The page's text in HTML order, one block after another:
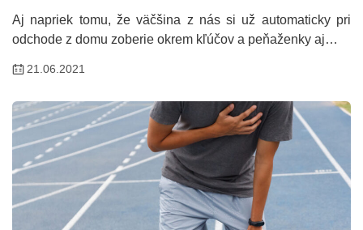
Aj napriek tomu, že väčšina z nás si už automaticky pri
odchode z domu zoberie okrem kľúčov a peňaženky aj…
21.06.2021